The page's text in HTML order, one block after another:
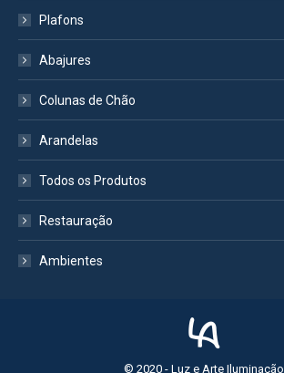
Plafons
Abajures
Colunas de Chão
Arandelas
Todos os Produtos
Restauração
Ambientes
© 2020 - Luz e Arte Iluminação